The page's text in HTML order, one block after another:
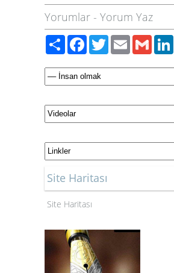
Yorumlar - Yorum Yaz
PaylaşFacebook
TwitterEmailGmail
Site Haritası
Site Haritası